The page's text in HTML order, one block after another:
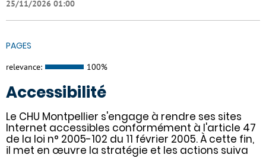
25/11/2026 01:00
PAGES
relevance: 100%
Accessibilité
Le CHU Montpellier s'engage à rendre ses sites
Internet accessibles conformément à l'article 47
de la loi n° 2005-102 du 11 février 2005. À cette fin,
il met en œuvre la stratégie et les actions suiva